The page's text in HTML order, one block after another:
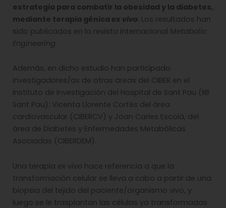
estrategia para combatir la obesidad y la diabetes,
mediante terapia génica ex vivo. Los resultados han
sido publicados en la revista internacional Metabolic
Engineering.
Además, en dicho estudio han participado
investigadores/as de otras áreas del CIBER en el
Instituto de Investigación del Hospital de Sant Pau (IIB
Sant Pau): Vicenta Llorente Cortés del área
cardiovascular (CIBERCV) y Joan Carles Escolá, del
área de Diabetes y Enfermedades Metabólicas
Asociadas (CIBERDEM).
Una terapia ex vivo hace referencia a que la
transformación celular se lleva a cabo a partir de una
biopsia del tejido del paciente/organismo vivo, y
luego se le trasplantan las células ya transformadas.